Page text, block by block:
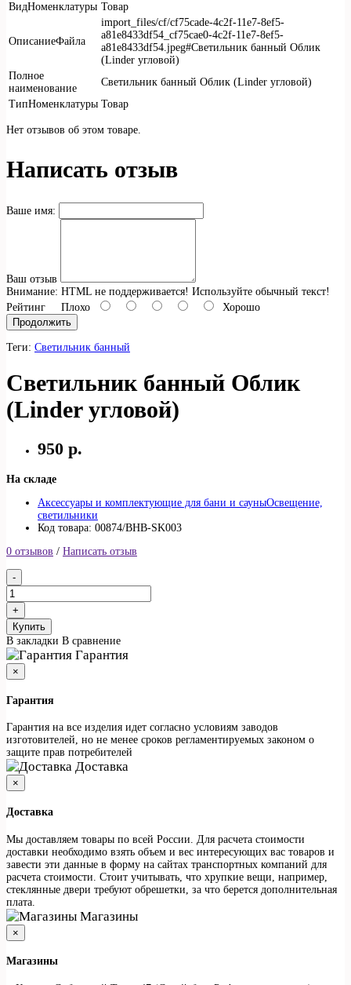
ВидНоменклатуры Товар
ОписаниеФайла
import_files/cf/cf75cade-4c2f-11e7-8ef5-
a81e8433df54_cf75cae0-4c2f-11e7-8ef5-
a81e8433df54.jpeg#Светильник банный Облик
(Linder угловой)
Полное
наименование
Светильник банный Облик (Linder угловой)
ТипНоменклатуры Товар
Нет отзывов об этом товаре.
Написать отзыв
Ваше имя:
Ваш отзыв
Внимание: HTML не поддерживается! Используйте обычный текст!
Рейтинг Плохо
Хорошо
Продолжить
Теги: Светильник банный
Светильник банный Облик
(Linder угловой)
950 р.
На складе
Аксессуары и комплектующие для бани и сауныОсвещение,
светильники
Код товара: 00874/BHB-SK003
0 отзывов / Написать отзыв
Купить
В закладки В сравнение
Гарантия
×
Гарантия
Гарантия на все изделия идет согласно условиям заводов
изготовителей, но не менее сроков регламентируемых законом о
защите прав потребителей
Доставка
×
Доставка
Мы доставляем товары по всей России. Для расчета стоимости
доставки необходимо взять объем и вес интересующих вас товаров и
завести эти данные в форму на сайтах транспортных компаний для
расчета стоимости. Стоит учитывать, что хрупкие вещи, например,
стеклянные двери требуют обрешетки, за что берется дополнительная
плата.
Магазины
×
Магазины